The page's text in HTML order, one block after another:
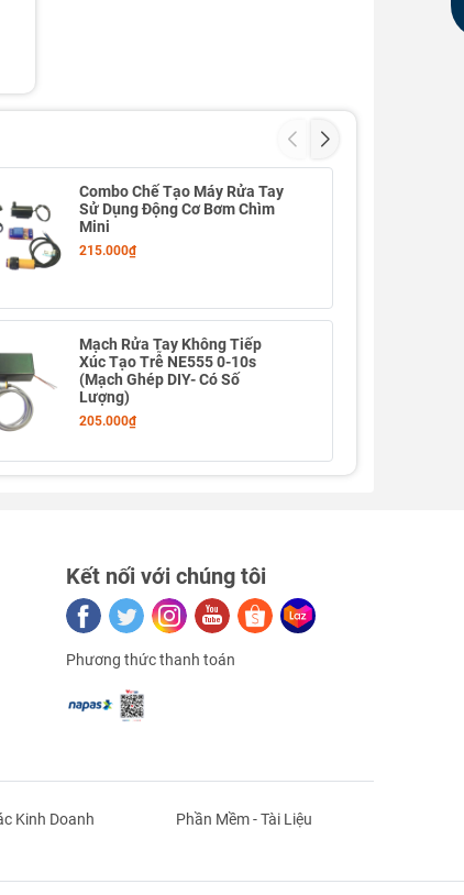
Combo Chế Tạo Máy Rửa Tay
Sử Dụng Động Cơ Bơm Chìm
Mini
215.000₫
Mạch Rửa Tay Không Tiếp
Xúc Tạo Trễ NE555 0-10s
(Mạch Ghép DIY- Có Số
Lượng)
205.000₫
Kết nối với chúng tôi
Phương thức thanh toán
Kinh Doanh
Phần Mềm - Tài Liệu